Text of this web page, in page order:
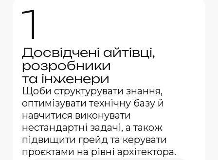
1
Досвідчені айтівці,
розробники
та інженери
Щоби структурувати знання,
оптимізувати технічну базу й
навчитися виконувати
нестандартні задачі, а також
підвищити грейд та керувати
проєктами на рівні архітектора.